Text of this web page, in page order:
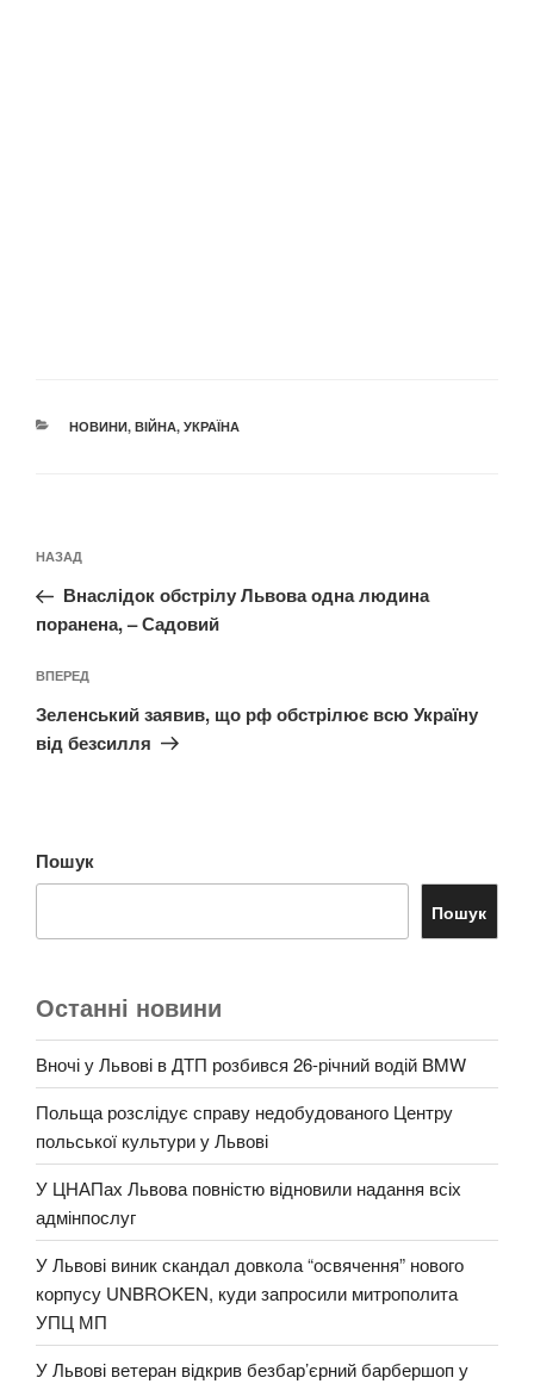
КАТЕГОРІЇ
НОВИНИ, ВІЙНА, УКРАЇНА
записів
Попередній
запис:
НАЗАД
Внаслідок обстрілу Львова одна людина
поранена, – Садовий
Наступний
запис
ВПЕРЕД
Зеленський заявив, що рф обстрілює всю Україну
від безсилля
Пошук
Пошук
Останні новини
Вночі у Львові в ДТП розбився 26-річний водій BMW
Польща розслідує справу недобудованого Центру
польської культури у Львові
У ЦНАПах Львова повністю відновили надання всіх
адмінпослуг
У Львові виник скандал довкола “освячення” нового
корпусу UNBROKEN, куди запросили митрополита
УПЦ МП
У Львові ветеран відкрив безбар’єрний барбершоп у